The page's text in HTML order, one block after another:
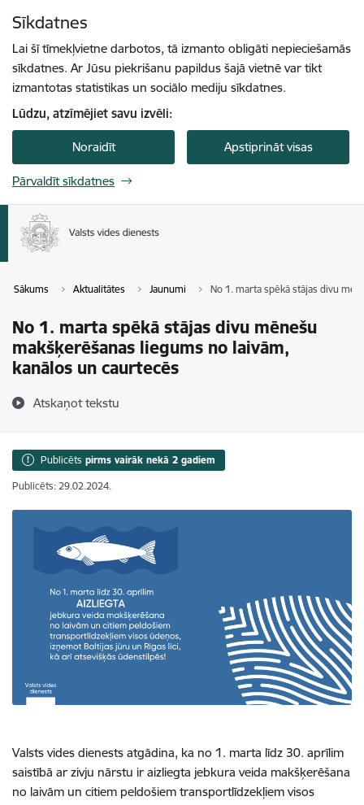
Sīkdatnes
Lai šī tīmekļvietne darbotos, tā izmanto obligāti nepieciešamās
sīkdatnes. Ar Jūsu piekrišanu papildus šajā vietnē var tikt
izmantotas statistikas un sociālo mediju sīkdatnes.
Lūdzu, atzīmējiet savu izvēli:
Noraidīt Apstiprināt visas
Pārvaldīt sīkdatnes
Sākums Aktualitātes Jaunumi No 1. marta spēkā stājas divu
No 1. marta spēkā stājas divu mēnešu
makšķerēšanas liegums no laivām,
kanālos un caurtecēs
Atskaņot tekstu
Publicēts pirms vairāk nekā 2 gadiem
Publicēts: 29.02.2024.
Valsts vides dienests atgādina, ka no 1. marta līdz 30. aprīlim
saistībā ar zivju nārstu ir aizliegta jebkura veida makšķerēšana
no laivām un citiem peldošiem transportlīdzekļiem visos